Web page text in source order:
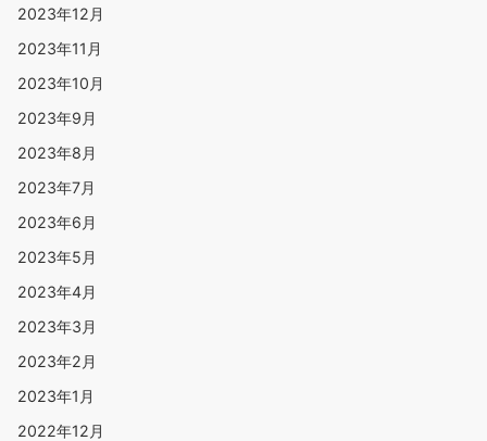
2023年12月
2023年11月
2023年10月
2023年9月
2023年8月
2023年7月
2023年6月
2023年5月
2023年4月
2023年3月
2023年2月
2023年1月
2022年12月